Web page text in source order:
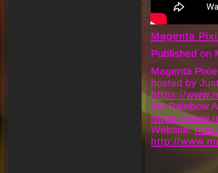
Magenta
Published on
Magenta
hosted by
https://
the Rainbow
https://
Website:
http://
.
.